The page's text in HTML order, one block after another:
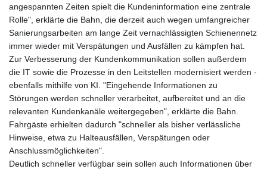
ILS 3.468274
IMP 0.859298
INR 110.065674
IQD 1514.334158
IRR
1590340.758301
ISK 142.611425
JEP 0.859298
JMD 183.585438
JOD 0.819755
JPY 182.105612
KGS 101.105674
angespannten Zeiten spielt die Kundeninformation eine zentrale
Rolle", erklärte die Bahn, die derzeit auch wegen umfangreicher
Sanierungsarbeiten am lange Zeit vernachlässigten Schienennetz
immer wieder mit Verspätungen und Ausfällen zu kämpfen hat.
Zur Verbesserung der Kundenkommunikation sollen außerdem
die IT sowie die Prozesse in den Leitstellen modernisiert werden -
ebenfalls mithilfe von KI. "Eingehende Informationen zu
Störungen werden schneller verarbeitet, aufbereitet und an die
relevanten Kundenkanäle weitergegeben", erklärte die Bahn.
Fahrgäste erhielten dadurch "schneller als bisher verlässliche
Hinweise, etwa zu Halteausfällen, Verspätungen oder
Anschlussmöglichkeiten".
Deutlich schneller verfügbar sein sollen auch Informationen über